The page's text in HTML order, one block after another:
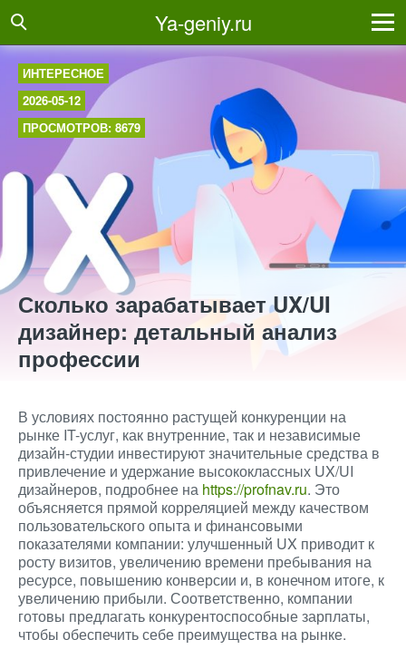
Ya-geniy.ru
ИНТЕРЕСНОЕ
2026-05-12
ПРОСМОТРОВ: 8679
Сколько зарабатывает UX/UI
дизайнер: детальный анализ
профессии
В условиях постоянно растущей конкуренции на
рынке IT-услуг, как внутренние, так и независимые
дизайн-студии инвестируют значительные средства в
привлечение и удержание высококлассных UX/UI
дизайнеров, подробнее на https://profnav.ru. Это
объясняется прямой корреляцией между качеством
пользовательского опыта и финансовыми
показателями компании: улучшенный UX приводит к
росту визитов, увеличению времени пребывания на
ресурсе, повышению конверсии и, в конечном итоге, к
увеличению прибыли. Соответственно, компании
готовы предлагать конкурентоспособные зарплаты,
чтобы обеспечить себе преимущества на рынке.